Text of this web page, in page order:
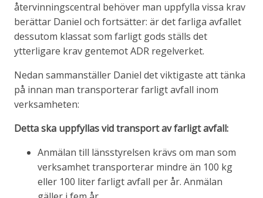
återvinningscentral behöver man uppfylla vissa krav
berättar Daniel och fortsätter: är det farliga avfallet
dessutom klassat som farligt gods ställs det
ytterligare krav gentemot ADR regelverket.
Nedan sammanställer Daniel det viktigaste att tänka
på innan man transporterar farligt avfall inom
verksamheten:
Detta ska uppfyllas vid transport av farligt avfall:
Anmälan till länsstyrelsen krävs om man som
verksamhet transporterar mindre än 100 kg
eller 100 liter farligt avfall per år. Anmälan